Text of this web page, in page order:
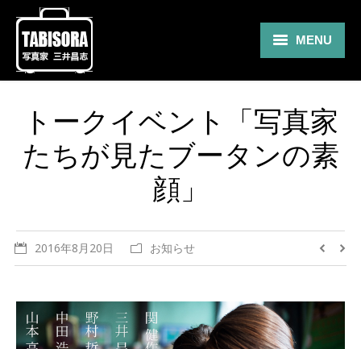
MENU
Gallery
Travel
About
Blog
Shop
トークイベント「写真家
たちが見たブータンの素
顔」
2016年8月20日 お知らせ